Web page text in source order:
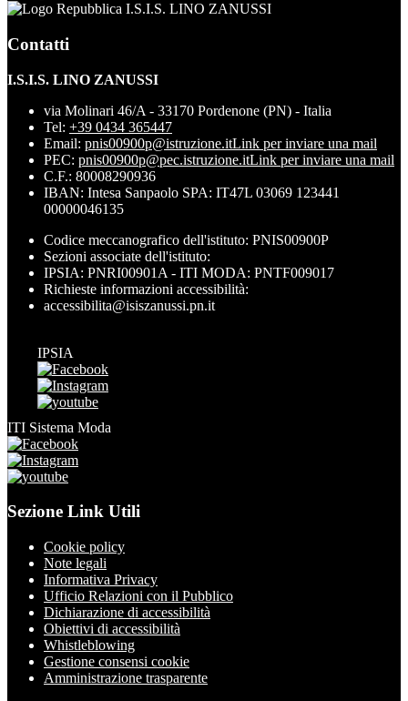
I.S.I.S. LINO ZANUSSI
Contatti
I.S.I.S. LINO ZANUSSI
via Molinari 46/A - 33170 Pordenone (PN) - Italia
Tel: +39 0434 365447
Email: pnis00900p@istruzione.itLink per inviare una mail
PEC: pnis00900p@pec.istruzione.itLink per inviare una mail
C.F.: 80008290936
IBAN: Intesa Sanpaolo SPA: IT47L 03069 123441
00000046135
Codice meccanografico dell'istituto: PNIS00900P
Sezioni associate dell'istituto:
IPSIA: PNRI00901A - ITI MODA: PNTF009017
Richieste informazioni accessibilità:
accessibilita@isiszanussi.pn.it
IPSIA
ITI Sistema Moda
Sezione Link Utili
Cookie policy
Note legali
Informativa Privacy
Ufficio Relazioni con il Pubblico
Dichiarazione di accessibilità
Obiettivi di accessibilità
Whistleblowing
Gestione consensi cookie
Amministrazione trasparente